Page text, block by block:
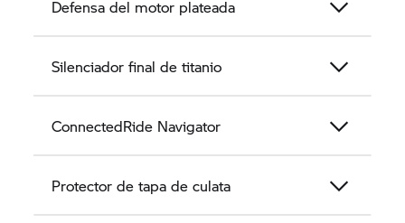
Defensa del motor plateada
Silenciador final de titanio
ConnectedRide Navigator
Protector de tapa de culata